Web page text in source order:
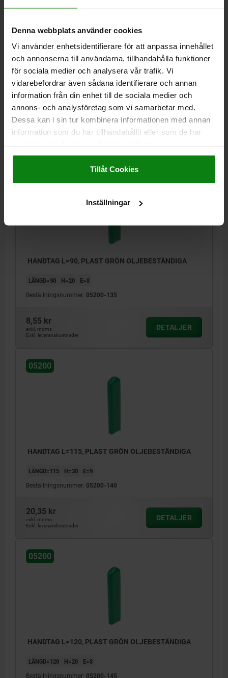
Denna webbplats använder cookies
Vi använder enhetsidentifierare för att anpassa innehållet
och annonserna till användarna, tillhandahålla funktioner
för sociala medier och analysera vår trafik. Vi
vidarebefordrar även sådana identifierare och annan
information från din enhet till de sociala medier och
annons- och analysföretag som vi samarbetar med.
Dessa kan i sin tur kombinera informationen med annan
information som du har tillhandahållit eller som de har
Impressum|Dataskydd|AGB
Tillåt Cookies
Inställningar
HANDTAG L=85, PLAST GRÖN OLJEBESTÄNDIGA
H=19
Beställningsnummer:05200-130
14,75 kr
DETALJER
HANDTAG L=90, PLAST GRÖN OLJEBESTÄNDIGA
LÄNGD=90 H=20 E=8
Beställningsnummer: 05200-135
8,55 kr
exkl. moms
Exkl. leveranskostnader
DETALJER
05200
HANDTAG L=115, PLAST GRÖN OLJEBESTÄNDIGA
LÄNGD=115 H=30 E=9
Beställningsnummer: 05200-140
20,35 kr
exkl. moms
Exkl. leveranskostnader
DETALJER
05200
HANDTAG L=120, PLAST GRÖN OLJEBESTÄNDIGA
LÄNGD=120 H=20 E=8
Beställningsnummer: 05200-145